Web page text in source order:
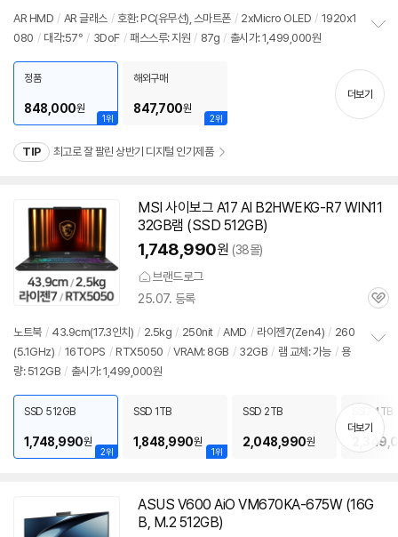
견
AR HMD / AR 글래스 / 호환: PC(유무선), 스마트폰 / 2xMicro OLED / 1920x1
080 / 대각:57° / 3DoF / 패스스루: 지원 / 87g / 출시가: 1,499,000원
치
기
1위
정품
848,000원
2위
해외구매
847,700원
더보기
TIP 최고로 잘 팔린 상반기 디지털 인기제품
MSI 사이보그 A17 AI B2HWEKG-R7 WIN11
32GB램 (SSD 512GB)
1,748,990원 (38몰)
브랜드로그
25.07. 등록
관
노트북 / 43.9cm(17.3인치) / 2.5kg / 250nit / AMD / 라이젠7(Zen4) / 260
(5.1GHz) / 16TOPS / RTX5050 / VRAM: 8GB / 32GB / 램 교체: 가능 / 용
량: 512GB / 출시가: 1,499,000원
치
기
2위
SSD 512GB
1,748,990원
1위
SSD 1TB
1,848,990원
SSD 2TB
2,048,990원
SSD 4TB
더보기
ASUS V600 AiO VM670KA-675W (16G
B, M.2 512GB)